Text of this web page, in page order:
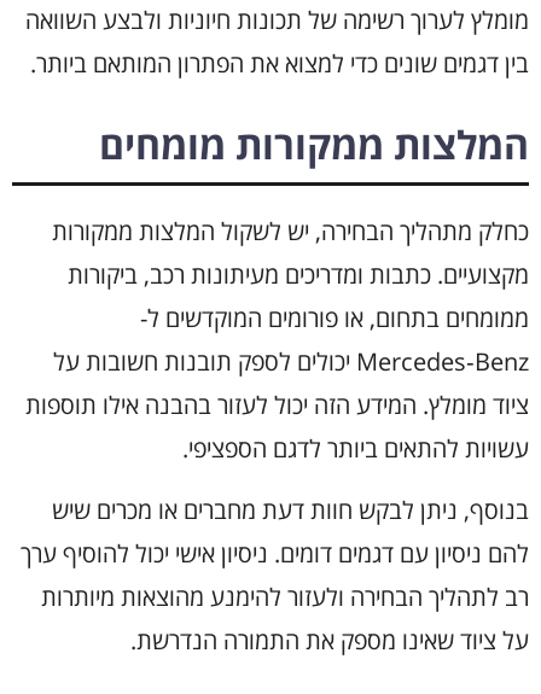
מומלץ לערוך רשימה של תכונות חיוניות ולבצע השוואה
בין דגמים שונים כדי למצוא את הפתרון המותאם ביותר.
המלצות ממקורות מומחים
כחלק מתהליך הבחירה, יש לשקול המלצות ממקורות
מקצועיים. כתבות ומדריכים מעיתונות רכב, ביקורות
ממומחים בתחום, או פורומים המוקדשים ל-
Mercedes‑Benz יכולים לספק תובנות חשובות על
ציוד מומלץ. המידע הזה יכול לעזור בהבנה אילו תוספות
עשויות להתאים ביותר לדגם הספציפי.
בנוסף, ניתן לבקש חוות דעת מחברים או מכרים שיש
להם ניסיון עם דגמים דומים. ניסיון אישי יכול להוסיף ערך
רב לתהליך הבחירה ולעזור להימנע מהוצאות מיותרות
על ציוד שאינו מספק את התמורה הנדרשת.